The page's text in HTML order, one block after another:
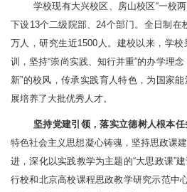
学校现有大兴校区、房山校区“一校
下设13个二级院部、24个部门。全日制在
万人，研究生近1500人。建校以来，学校
训，坚持“崇尚实践、知行并重”的办学理
新”的校风，传承实践育人特色，为国家
展培养了大批优秀人才。
坚持党建引领，落实立德树人根本任
特色社会主义思想凝心铸魂，坚持思政课
进，深化以实践教学为主题的“大思政课”
行校和北京高校课程思政教学研究示范中